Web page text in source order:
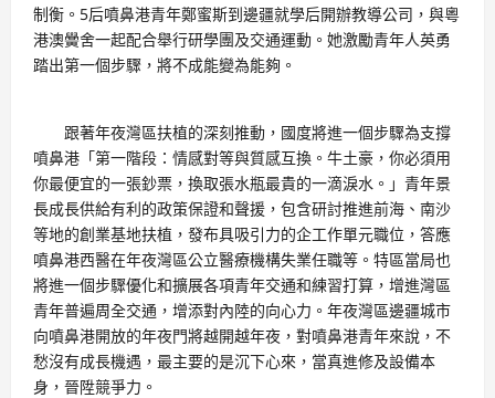
制衡。5后噴鼻港青年鄭蜜斯到邊疆就學后開辦教導公司，與粵
港澳黌舍一起配合舉行研學團及交通運動。她激勵青年人英勇
踏出第一個步驟，將不成能變為能夠。
跟著年夜灣區扶植的深刻推動，國度將進一個步驟為支撐
噴鼻港「第一階段：情感對等與質感互換。牛土豪，你必須用
你最便宜的一張鈔票，換取張水瓶最貴的一滴淚水。」青年景
長成長供給有利的政策保證和聲援，包含研討推進前海、南沙
等地的創業基地扶植，發布具吸引力的企工作單元職位，答應
噴鼻港西醫在年夜灣區公立醫療機構失業任職等。特區當局也
將進一個步驟優化和擴展各項青年交通和練習打算，增進灣區
青年普遍周全交通，增添對內陸的向心力。年夜灣區邊疆城市
向噴鼻港開放的年夜門將越開越年夜，對噴鼻港青年來說，不
愁沒有成長機遇，最主要的是沉下心來，當真進修及設備本
身，晉陞競爭力。